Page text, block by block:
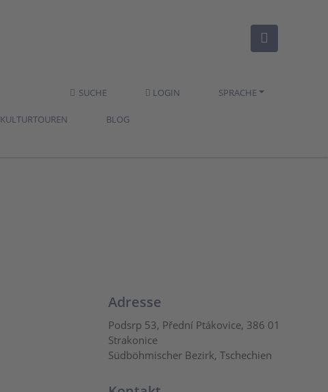
SUCHE LOGIN SPRACHE
KULTURTOUREN BLOG
Adresse
Podsrp 53, Přední Ptákovice, 386 01
Strakonice
Südböhmischer Bezirk, Tschechien